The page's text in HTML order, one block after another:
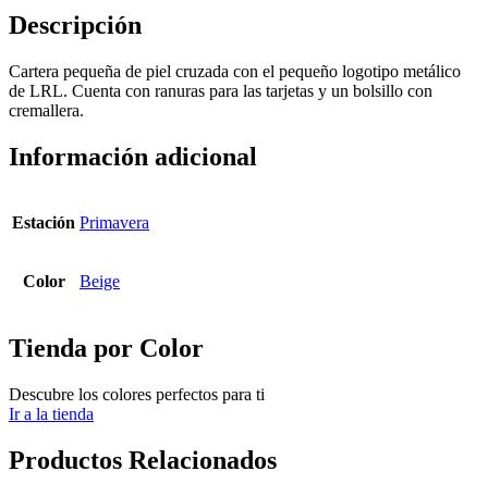
Descripción
Cartera pequeña de piel cruzada con el pequeño logotipo metálico
de LRL. Cuenta con ranuras para las tarjetas y un bolsillo con
cremallera.
Información adicional
Estación Primavera
Color Beige
Tienda por Color
Descubre los colores perfectos para ti
Ir a la tienda
Productos Relacionados